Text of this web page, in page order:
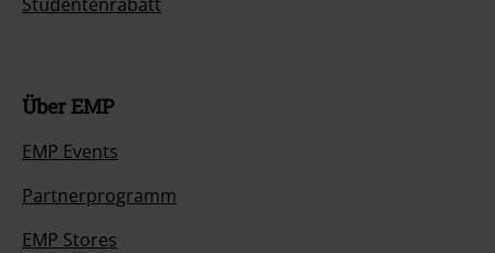
Über EMP
EMP Events
Partnerprogramm
EMP Stores